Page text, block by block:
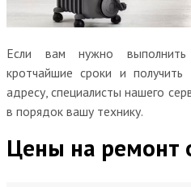
Если вам нужно
кротчайшие сроки и
адресу, специалисты нашего
в порядок вашу технику.
Цены на ремонт